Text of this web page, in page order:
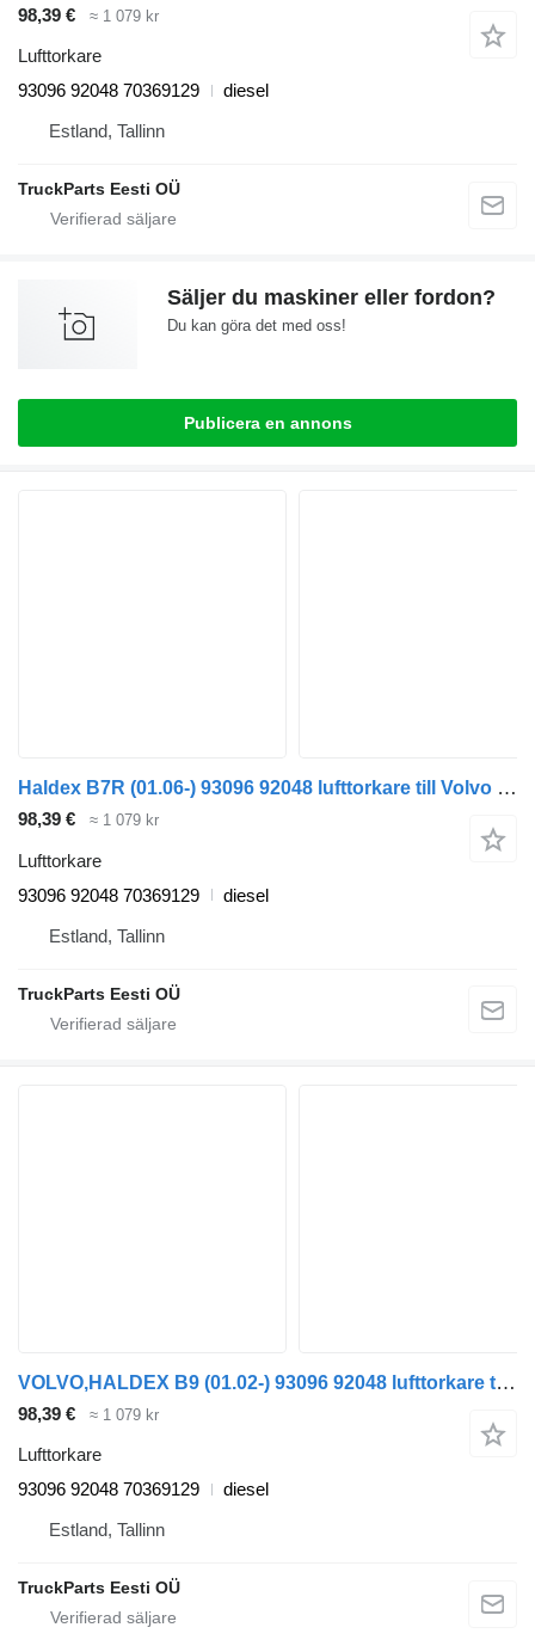
98,39 € ≈ 1 079 kr
Lufttorkare
93096 92048 70369129
diesel
Estland, Tallinn
TruckParts Eesti OÜ
Säljer du maskiner eller fordon?
Du kan göra det med oss!
Publicera en annons
Haldex B7R (01.06-) 93096 92048 lufttorkare till Volvo B7, B8, B9, B12 bus (2005-) buss
98,39 € ≈ 1 079 kr
Lufttorkare
93096 92048 70369129
diesel
Estland, Tallinn
TruckParts Eesti OÜ
VOLVO,HALDEX B9 (01.02-) 93096 92048 lufttorkare till Volvo B6, B7, B9, B10, B12 bus (1978-2011) buss
98,39 € ≈ 1 079 kr
Lufttorkare
93096 92048 70369129
diesel
Estland, Tallinn
TruckParts Eesti OÜ